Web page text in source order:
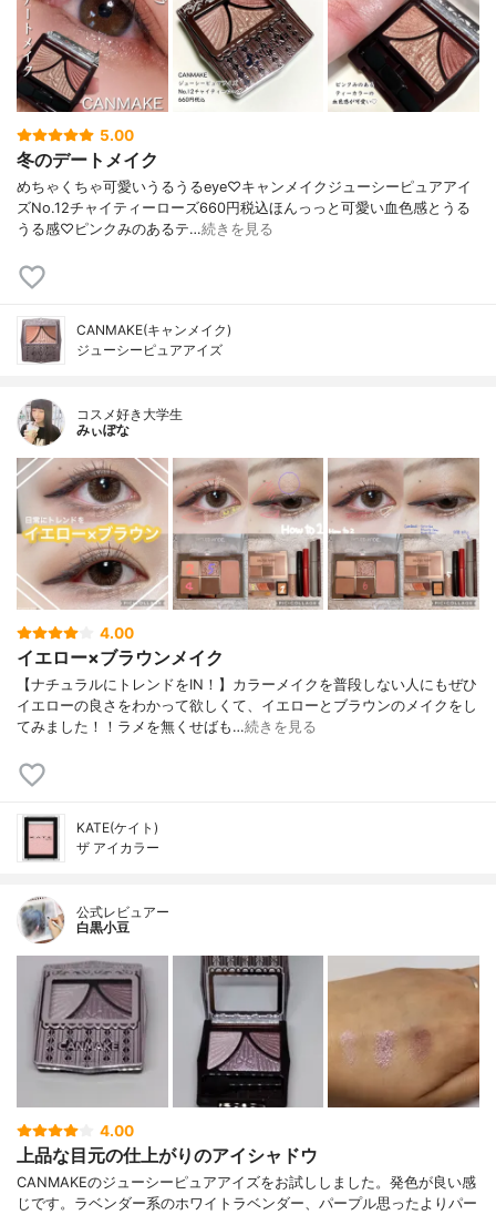
5.00
冬のデートメイク
めちゃくちゃ可愛いうるうるeye♡キャンメイクジューシーピュアアイ
ズNo.12チャイティーローズ660円税込ほんっっと可愛い血色感とうる
うる感♡ピンクみのあるテ…続きを見る
CANMAKE(キャンメイク)
ジューシーピュアアイズ
コスメ好き大学生
みぃぽな
4.00
イエロー×ブラウンメイク
【ナチュラルにトレンドをIN！】カラーメイクを普段しない人にもぜひ
イエローの良さをわかって欲しくて、イエローとブラウンのメイクをし
てみました！！ラメを無くせばも…続きを見る
KATE(ケイト)
ザ アイカラー
公式レビュアー
白黒小豆
4.00
上品な目元の仕上がりのアイシャドウ
CANMAKEのジューシーピュアアイズをお試ししました。発色が良い感
じです。ラベンダー系のホワイトラベンダー、パープル思ったよりパー